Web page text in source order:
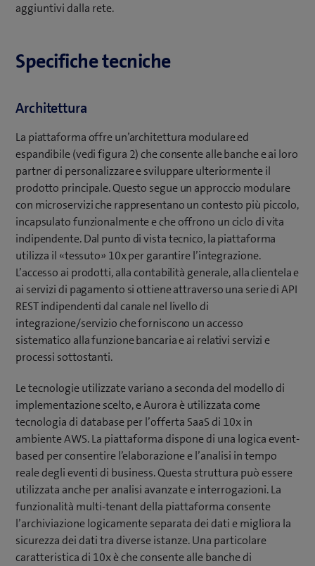
aggiuntivi dalla rete.
Specifiche tecniche
Architettura
La piattaforma offre un’architettura modulare ed
espandibile (vedi figura 2) che consente alle banche e ai loro
partner di personalizzare e sviluppare ulteriormente il
prodotto principale. Questo segue un approccio modulare
con microservizi che rappresentano un contesto più piccolo,
incapsulato funzionalmente e che offrono un ciclo di vita
indipendente. Dal punto di vista tecnico, la piattaforma
utilizza il «tessuto» 10x per garantire l’integrazione.
L’accesso ai prodotti, alla contabilità generale, alla clientela e
ai servizi di pagamento si ottiene attraverso una serie di API
REST indipendenti dal canale nel livello di
integrazione/servizio che forniscono un accesso
sistematico alla funzione bancaria e ai relativi servizi e
processi sottostanti.
Le tecnologie utilizzate variano a seconda del modello di
implementazione scelto, e Aurora è utilizzata come
tecnologia di database per l’offerta SaaS di 10x in
ambiente AWS. La piattaforma dispone di una logica event-
based per consentire l’elaborazione e l’analisi in tempo
reale degli eventi di business. Questa struttura può essere
utilizzata anche per analisi avanzate e interrogazioni. La
funzionalità multi-tenant della piattaforma consente
l’archiviazione logicamente separata dei dati e migliora la
sicurezza dei dati tra diverse istanze. Una particolare
caratteristica di 10x è che consente alle banche di